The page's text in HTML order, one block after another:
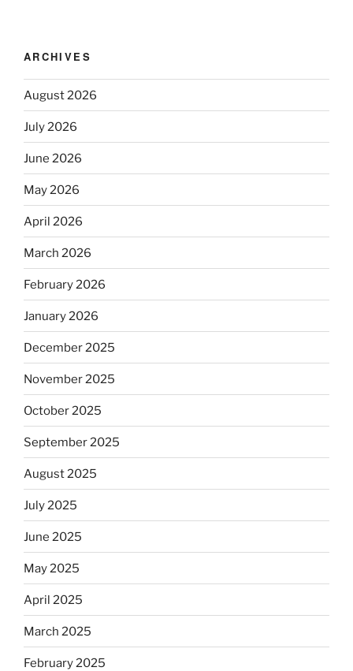
ARCHIVES
August 2026
July 2026
June 2026
May 2026
April 2026
March 2026
February 2026
January 2026
December 2025
November 2025
October 2025
September 2025
August 2025
July 2025
June 2025
May 2025
April 2025
March 2025
February 2025